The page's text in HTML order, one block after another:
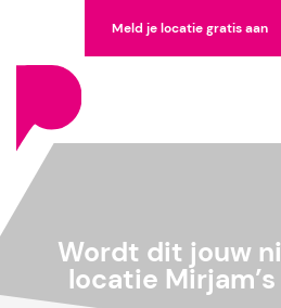
Meld je locatie gratis aan
Wordt dit jouw
locatie